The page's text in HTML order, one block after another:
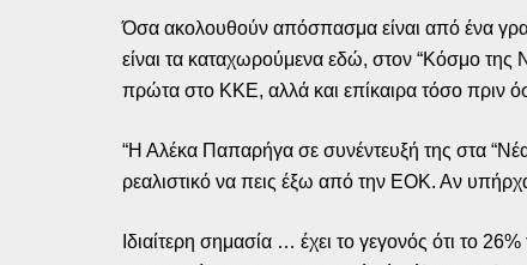
Όσα ακολουθούν απόσπασμα είναι από ένα
είναι τα καταχωρούμενα εδώ, στον “Κόσμο της
πρώτα στο ΚΚΕ, αλλά και επίκαιρα τόσο πριν
“Η Αλέκα Παπαρήγα σε συνέντευξή της στα
ρεαλιστικό να πεις έξω από την ΕΟΚ. Αν
Ιδιαίτερη σημασία … έχει το γεγονός ότι το